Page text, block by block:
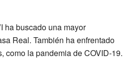
ha buscado una mayor
Real. También ha enfrentado
como la pandemia de COVID-19.